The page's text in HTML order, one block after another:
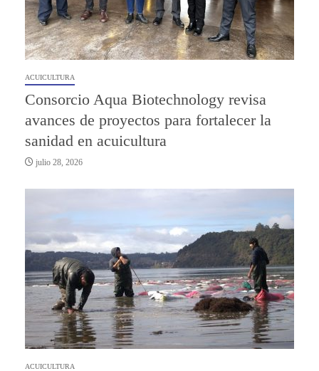
ACUICULTURA
Consorcio Aqua Biotechnology revisa
avances de proyectos para fortalecer la
sanidad en acuicultura
julio 28, 2026
ACUICULTURA